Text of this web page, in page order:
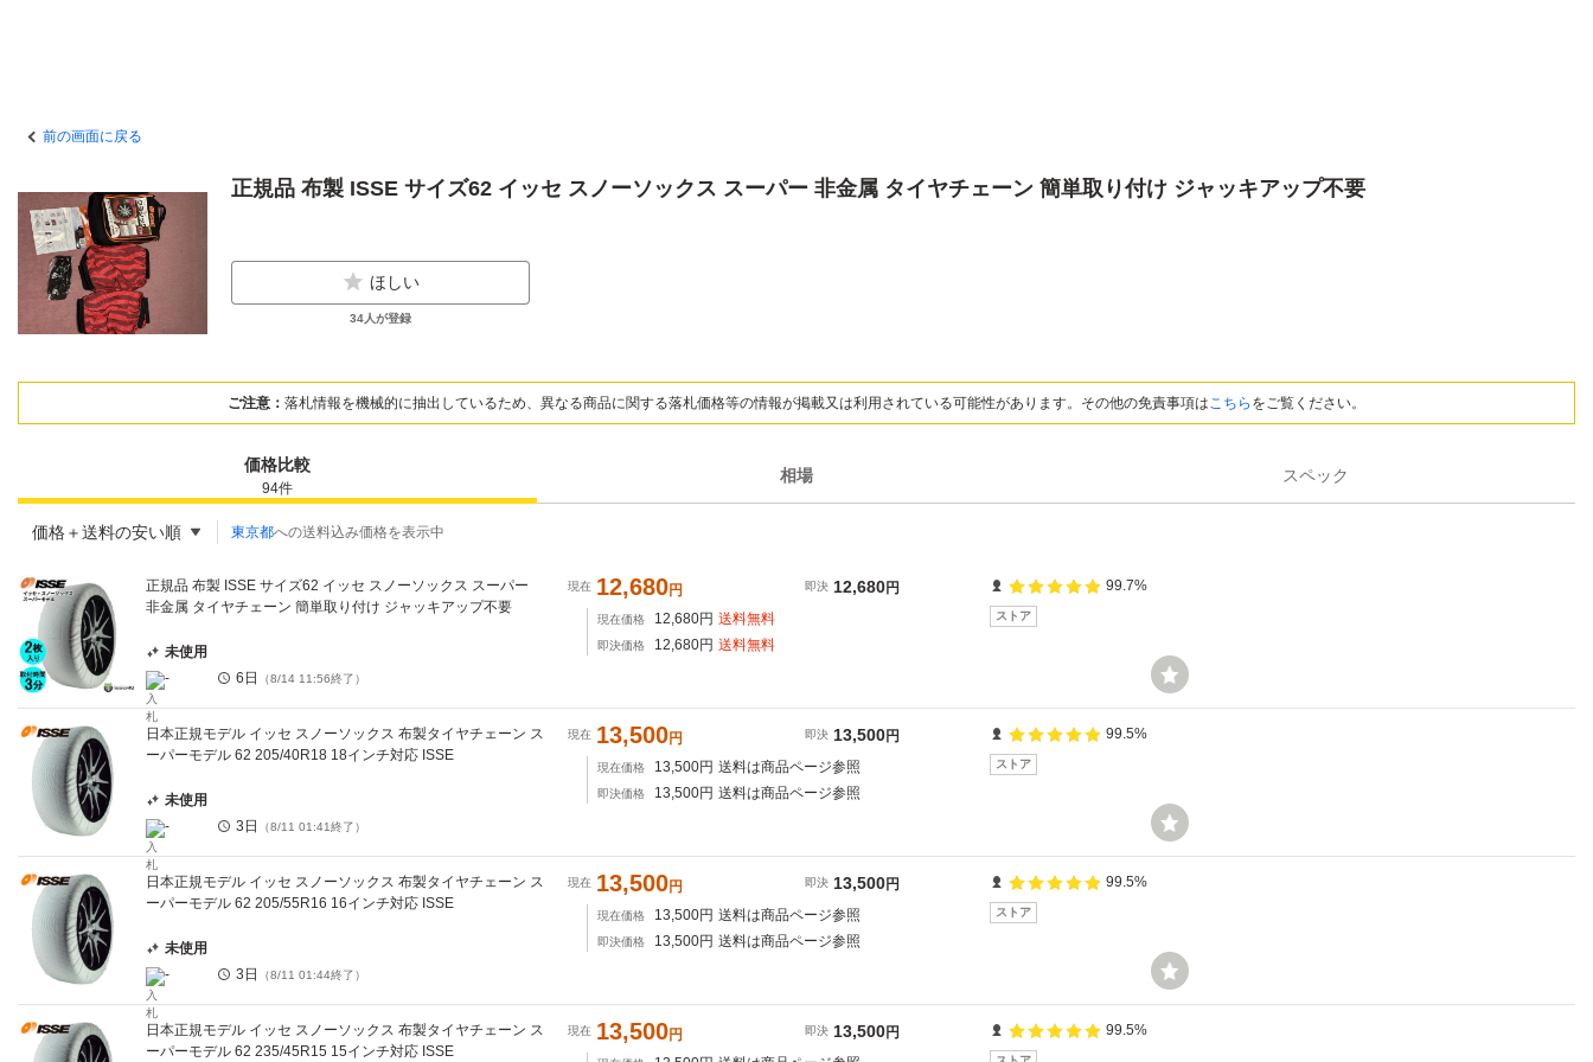
前の画面に戻る
正規品 布製 ISSE サイズ62 イッセ スノーソックス スーパー 非金属 タイヤチェーン 簡単取り付け ジャッキアップ不要
ほしい
34人が登録
ご注意： 落札情報を機械的に抽出しているため、異なる商品に関する落札価格等の情報が掲載又は利用されている可能性があります。その他の免責事項はこちら をご覧ください。
価格比較
94件
相場 スペック
価格＋送料の安い順 東京都への送料込み価格を表示中
正規品 布製 ISSE サイズ62 イッセ スノーソックス スーパー
非金属 タイヤチェーン 簡単取り付け ジャッキアップ不要
現在 12,680円 即決 12,680円
現在価格 12,680円 送料無料
即決価格 12,680円 送料無料
未使用
-
6日 （8/14 11:56終了）
99.7%
ストア
日本正規モデル イッセ スノーソックス 布製タイヤチェーン ス
ーパーモデル 62 205/40R18 18インチ対応 ISSE
現在 13,500円 即決 13,500円
現在価格 13,500円 送料は商品ページ参照
即決価格 13,500円 送料は商品ページ参照
未使用
-
3日 （8/11 01:41終了）
99.5%
ストア
日本正規モデル イッセ スノーソックス 布製タイヤチェーン ス
ーパーモデル 62 205/55R16 16インチ対応 ISSE
現在 13,500円 即決 13,500円
現在価格 13,500円 送料は商品ページ参照
即決価格 13,500円 送料は商品ページ参照
未使用
-
3日 （8/11 01:44終了）
99.5%
ストア
日本正規モデル イッセ スノーソックス 布製タイヤチェーン ス
ーパーモデル 62 235/45R15 15インチ対応 ISSE
現在 13,500円 即決 13,500円 99.5%